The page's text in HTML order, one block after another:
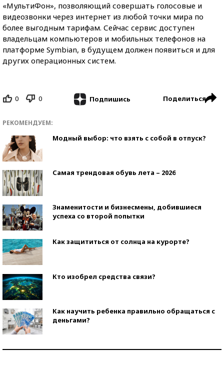
«МультиФон», позволяющий совершать голосовые и
видеозвонки через интернет из любой точки мира по
более выгодным тарифам. Сейчас сервис доступен
владельцам компьютеров и мобильных телефонов на
платформе Symbian, в будущем должен появиться и для
других операционных систем.
0 0 Подпишись Поделиться
РЕКОМЕНДУЕМ:
Модный выбор: что взять с собой в отпуск?
Самая трендовая обувь лета – 2026
Знаменитости и бизнесмены, добившиеся
успеха со второй попытки
Как защититься от солнца на курорте?
Кто изобрел средства связи?
Как научить ребенка правильно обращаться с
деньгами?